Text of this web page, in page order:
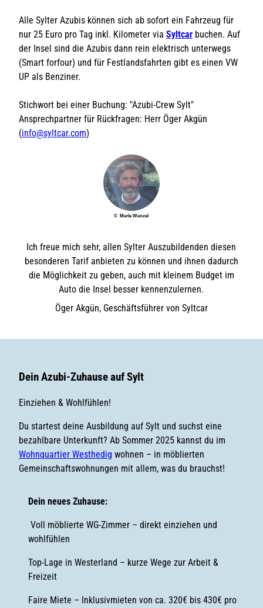
Alle Sylter Azubis können sich ab sofort ein Fahrzeug für
nur 25 Euro pro Tag inkl. Kilometer via Syltcar buchen. Auf
der Insel sind die Azubis dann rein elektrisch unterwegs
(Smart forfour) und für Festlandsfahrten gibt es einen VW
UP als Benziner.
Stichwort bei einer Buchung: "Azubi-Crew Sylt"
Ansprechpartner für Rückfragen: Herr Öger Akgün
(info@syltcar.com)
© Merle Wenzel
Ich freue mich sehr, allen Sylter Auszubildenden diesen
besonderen Tarif anbieten zu können und ihnen dadurch
die Möglichkeit zu geben, auch mit kleinem Budget im
Auto die Insel besser kennenzulernen.
Öger Akgün, Geschäftsführer von Syltcar
Dein Azubi-Zuhause auf Sylt
Einziehen & Wohlfühlen!
Du startest deine Ausbildung auf Sylt und suchst eine
bezahlbare Unterkunft? Ab Sommer 2025 kannst du im
Wohnquartier Westhedig wohnen – in möblierten
Gemeinschaftswohnungen mit allem, was du brauchst!
Dein neues Zuhause:
Voll möblierte WG-Zimmer – direkt einziehen und
wohlfühlen
Top-Lage in Westerland – kurze Wege zur Arbeit &
Freizeit
Faire Miete – Inklusivmieten von ca. 320€ bis 430€ pro